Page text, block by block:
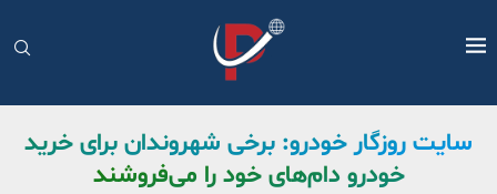
سایت روزگار خودرو: برخی شهروندان برای خرید
خودرو دام‌های خود را می‌فروشند